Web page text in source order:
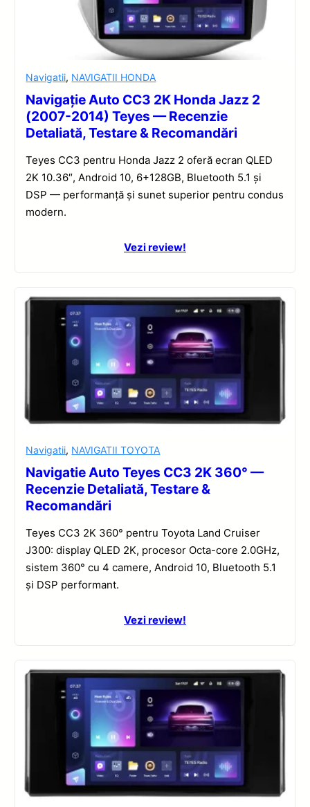
Navigatii, NAVIGATII HONDA
Navigație Auto CC3 2K Honda Jazz 2
(2007-2014) Teyes — Recenzie
Detaliată, Testare & Recomandări
Teyes CC3 pentru Honda Jazz 2 oferă ecran QLED
2K 10.36″, Android 10, 6+128GB, Bluetooth 5.1 și
DSP — performanță și sunet superior pentru condus
modern.
Vezi review!
Navigatii, NAVIGATII TOYOTA
Navigatie Auto Teyes CC3 2K 360° —
Recenzie Detaliată, Testare &
Recomandări
Teyes CC3 2K 360° pentru Toyota Land Cruiser
J300: display QLED 2K, procesor Octa-core 2.0GHz,
sistem 360° cu 4 camere, Android 10, Bluetooth 5.1
și DSP performant.
Vezi review!